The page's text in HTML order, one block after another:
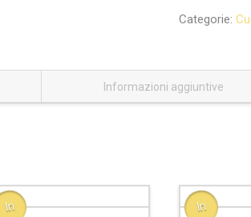
Categorie:
Informazioni aggiuntive
In In